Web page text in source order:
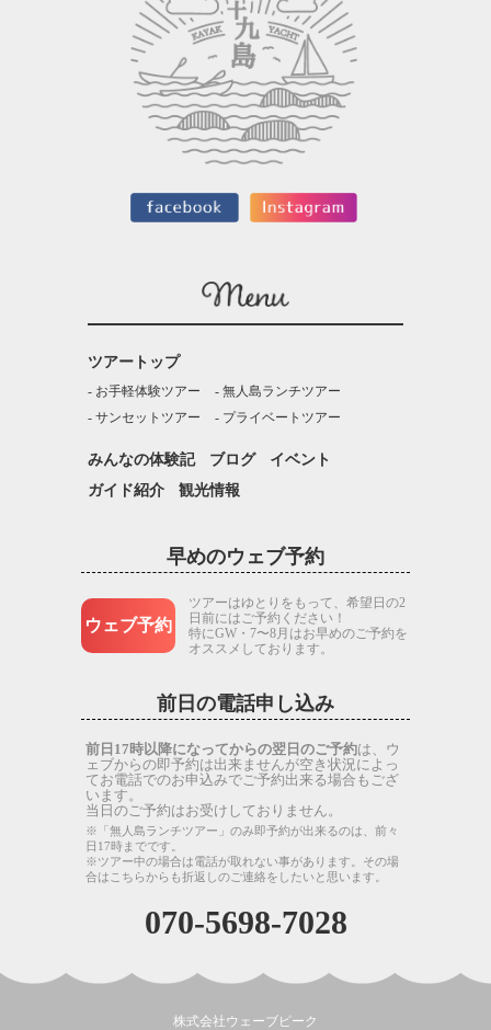
ツアートップ
お手軽体験ツアー
無人島ランチツアー
サンセットツアー
プライベートツアー
みんなの体験記 ブログ
イベント
ガイド紹介
観光情報
早めのウェブ予約
ウェブ予約
ツアーはゆとりをもって、希望日の2
日前にはご予約ください！
特にGW・7〜8月はお早めのご予約を
オススメしております。
前日の電話申し込み
前日17時以降になってからの翌日のご予約は、ウ
ェブからの即予約は出来ませんが空き状況によっ
てお電話でのお申込みでご予約出来る場合もござ
います。
当日のご予約はお受けしておりません。
※「無人島ランチツアー」のみ即予約が出来るのは、前々
日17時までです。
※ツアー中の場合は電話が取れない事があります。その場
合はこちらからも折返しのご連絡をしたいと思います。
070-5698-7028
株式会社ウェーブピーク